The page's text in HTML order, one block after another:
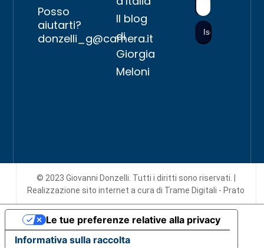
Posso
aiutarti?
donzelli_g@camera.it
Il blog
di
Giorgia
Meloni
© 2023 Giovanni Donzelli. Tutti i diritti sono riservati. |
Realizzazione sito interneta cura di Trame Digitali - Prato
Informativa sulla raccolta
Le tue preferenze relative alla privacy